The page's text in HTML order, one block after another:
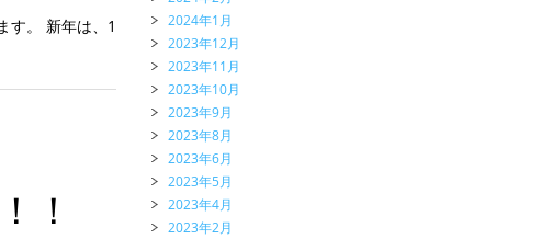
す。 新年は、1
！
2024年1月
2023年12月
2023年11月
2023年10月
2023年9月
2023年8月
2023年6月
2023年5月
2023年4月
2023年2月